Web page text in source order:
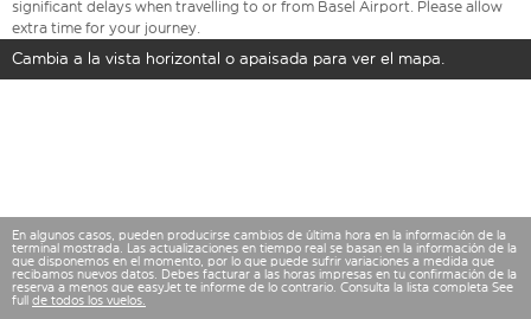
significant delays when travelling to or from Basel Airport. Please allow
extra time for your journey.
Cambia a la vista horizontal o apaisada para ver el mapa.
En algunos casos, pueden producirse cambios de última hora en la información de la
terminal mostrada. Las actualizaciones en tiempo real se basan en la información de la
que disponemos en el momento, por lo que puede sufrir variaciones a medida que
recibamos nuevos datos. Debes facturar a las horas impresas en tu confirmación de la
reserva a menos que easyJet te informe de lo contrario. Consulta la lista completa See
full de todos los vuelos.